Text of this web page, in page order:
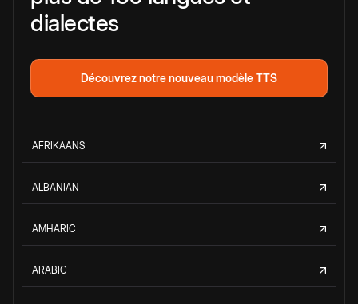
dialectes
Découvrez notre nouveau modèle TTS
AFRIKAANS
ALBANIAN
AMHARIC
ARABIC